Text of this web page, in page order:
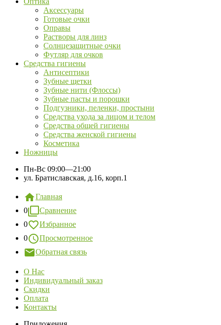
Аксессуары
Готовые очки
Оправы
Растворы для линз
Солнцезащитные очки
Футляр для очков
Средства гигиены
Антисептики
Зубные щетки
Зубные нити (Флоссы)
Зубные пасты и порошки
Подгузники, пеленки, простыни
Средства ухода за лицом и телом
Средства общей гигиены
Средства женской гигиены
Косметика
Ножницы
Пн-Вс 09:00—21:00
ул. Братиславская, д.16, корп.1
Главная
0
Сравнение
0
Избранное
0
Просмотренное
Обратная связь
О Нас
Индивидуальный заказ
Скидки
Оплата
Контакты